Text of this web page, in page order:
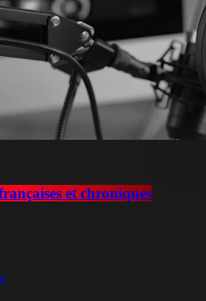
et chroniques